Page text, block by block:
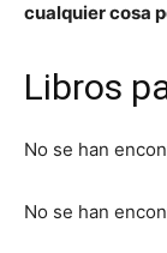
cualquier cosa
Libros
No se han
No se han